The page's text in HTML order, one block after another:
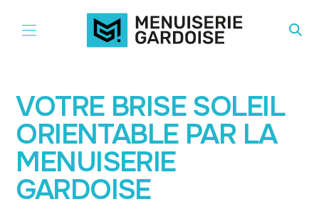
VOTRE BRISE SOLEIL
ORIENTABLE PAR LA
MENUISERIE
GARDOISE